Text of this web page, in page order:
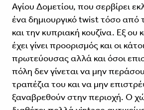
Αγίου Δομετίου, που σερβίρει
ένα δημιουργικό twist τόσο από
και την κυπρι­ακή κουζίνα. Εξ ου
έχει γίνει προορισμός και οι
πρωτεύουσας αλλά και όσοι
πόλη δεν γίνεται να μην
τραπέζια του και να μην
ξαναβρεθούν στην περιοχή. Ο